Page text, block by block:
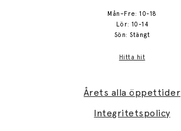
Mån–Fre: 10-18
Lör: 10-14
Sön: Stängt
Hitta hit
Årets alla öppettider
Integritetspolicy